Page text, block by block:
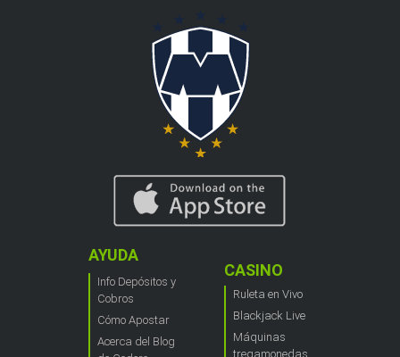
AYUDA
Info Depósitos y
Cobros
Cómo Apostar
Acerca del Blog
CASINO
Ruleta en Vivo
Blackjack Live
Máquinas
tregamonedas